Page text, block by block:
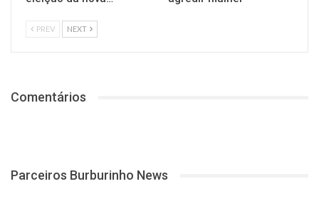
PREV NEXT
Comentários
Parceiros Burburinho News